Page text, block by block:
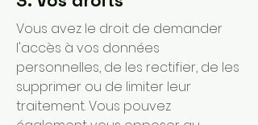
Vous avez le droit de demander
l'accès à vos données
personnelles, de les rectifier, de les
supprimer ou de limiter leur
traitement. Vous pouvez